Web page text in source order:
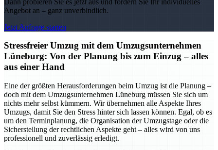
Angebot an – ganz unverbindlich.
Jetzt Anfrage starten
Stressfreier Umzug mit dem Umzugsunternehmen
Lüneburg: Von der Planung bis zum Einzug – alles
aus einer Hand
Eine der größten Herausforderungen beim Umzug ist die Planung –
doch mit dem Umzugsunternehmen Lüneburg müssen Sie sich um
nichts mehr selbst kümmern. Wir übernehmen alle Aspekte Ihres
Umzugs, damit Sie den Stress hinter sich lassen können. Egal, ob es
um den Terminplanung, die Organisation der Umzugstage oder die
Sicherstellung der rechtlichen Aspekte geht – alles wird von uns
professionell und zuverlässig erledigt.